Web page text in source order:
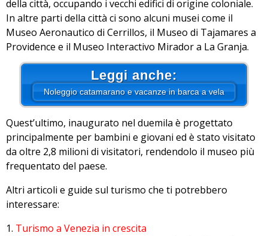
della città, occupando i vecchi edifici di origine coloniale.
In altre parti della città ci sono alcuni musei come il
Museo Aeronautico di Cerrillos, il Museo di Tajamares a
Providence e il Museo Interactivo Mirador a La Granja.
Leggi anche:
Noleggio catamarano e vacanze in barca a vela
Quest’ultimo, inaugurato nel duemila è progettato
principalmente per bambini e giovani ed è stato visitato
da oltre 2,8 milioni di visitatori, rendendolo il museo più
frequentato del paese.
Altri articoli e guide sul turismo che ti potrebbero
interessare:
Turismo a Venezia in crescita